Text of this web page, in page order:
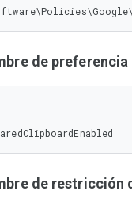
de preferencia
de restricción